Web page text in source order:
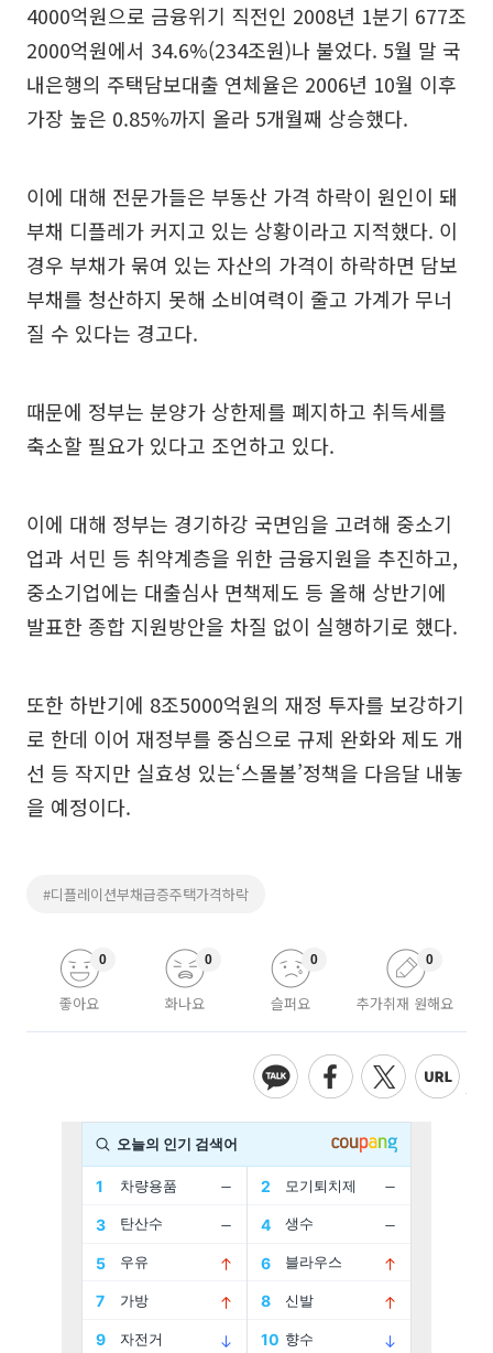
4000억원으로 금융위기 직전인 2008년 1분기 677조
2000억원에서 34.6%(234조원)나 불었다. 5월 말 국
내은행의 주택담보대출 연체율은 2006년 10월 이후
가장 높은 0.85%까지 올라 5개월째 상승했다.
이에 대해 전문가들은 부동산 가격 하락이 원인이 돼
부채 디플레가 커지고 있는 상황이라고 지적했다. 이
경우 부채가 묶여 있는 자산의 가격이 하락하면 담보
부채를 청산하지 못해 소비여력이 줄고 가계가 무너
질 수 있다는 경고다.
때문에 정부는 분양가 상한제를 폐지하고 취득세를
축소할 필요가 있다고 조언하고 있다.
이에 대해 정부는 경기하강 국면임을 고려해 중소기
업과 서민 등 취약계층을 위한 금융지원을 추진하고,
중소기업에는 대출심사 면책제도 등 올해 상반기에
발표한 종합 지원방안을 차질 없이 실행하기로 했다.
또한 하반기에 8조5000억원의 재정 투자를 보강하기
로 한데 이어 재정부를 중심으로 규제 완화와 제도 개
선 등 작지만 실효성 있는‘스몰볼’정책을 다음달 내놓
을 예정이다.
#디플레이션부채급증주택가격하락
좋아요
0
화나요
0
슬퍼요
0
추가취재 원해요
0